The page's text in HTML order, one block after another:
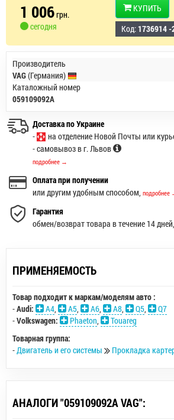
1 006грн.
сегодня
КУПИТЬ
Код: 1736914 -
Производитель
VAG(Германия)
Каталожный номер
059109092A
Доставка по Украине
-
на отделение Новой Почты или
- самовывоз в г. Львов
подробнее →
Оплата при получении
или другим удобным способом, подробнее
Гарантия
обмен/возврат товара в течение 14 дней,
ПРИМЕНЯЕМОСТЬ
Товар подходит к маркам/моделям авто :
-Audi: A4 A5 A6 A8 Q5
Q7
-Volkswagen: Phaeton
Touareg
Товарная группа:
- Двигатель и его системы Прокладка
АНАЛОГИ "059109092A VAG":